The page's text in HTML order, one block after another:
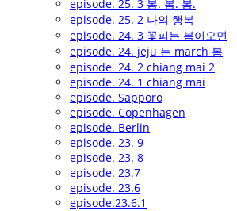
episode. 25. 3 봄. 봄. 봄.
episode. 25. 2 나의 행복
episode. 24. 3 꽃피는 봄이오면
episode. 24. jeju 는 march 봄
episode. 24. 2 chiang mai 2
episode. 24. 1 chiang mai
episode. Sapporo
episode. Copenhagen
episode. Berlin
episode. 23. 9
episode. 23. 8
episode. 23.7
episode. 23.6
episode.23.6.1